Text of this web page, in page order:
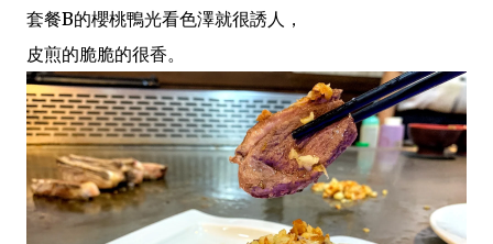
套餐B的櫻桃鴨光看色澤就很誘人，
皮煎的脆脆的很香。